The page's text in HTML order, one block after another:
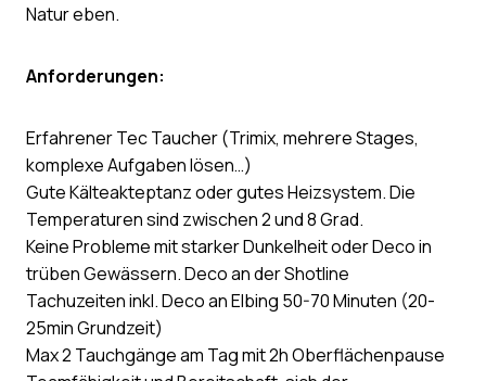
Natur eben.
Anforderungen:
Erfahrener Tec Taucher (Trimix, mehrere Stages,
komplexe Aufgaben lösen…)
Gute Kälteakteptanz oder gutes Heizsystem. Die
Temperaturen sind zwischen 2 und 8 Grad.
Keine Probleme mit starker Dunkelheit oder Deco in
trüben Gewässern. Deco an der Shotline
Tachuzeiten inkl. Deco an Elbing 50-70 Minuten (20-
25min Grundzeit)
Max 2 Tauchgänge am Tag mit 2h Oberflächenpause